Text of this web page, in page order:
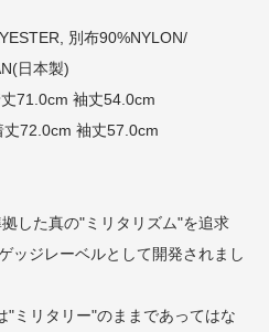
別布90%NYLON/
日本製)
71.0cm 袖丈54.0cm
72.0cm 袖丈57.0cm
した真の"ミリタリズム"を追求
ッジレーベルとして開発されまし
"ミリタリー"のままであってはな